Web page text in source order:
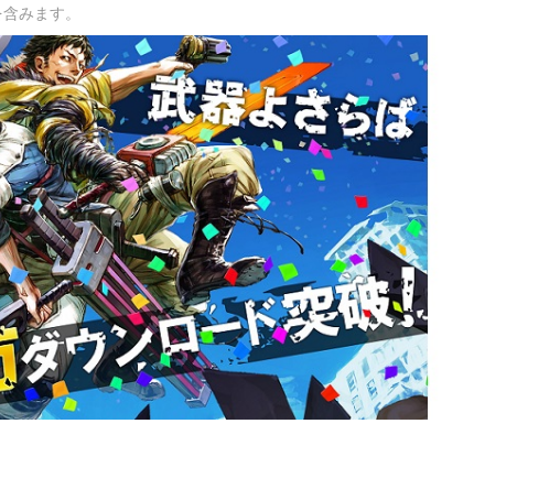
みます。